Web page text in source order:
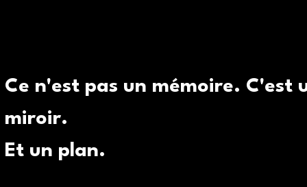
Ce n'est pas un mémoire. C'est
miroir.
Et un plan.